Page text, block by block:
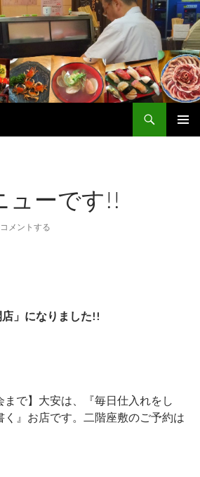
ューです!!
コメントする
」になりました!!
まで】大安は、『毎日仕入れをし
く』お店です。二階座敷のご予約は